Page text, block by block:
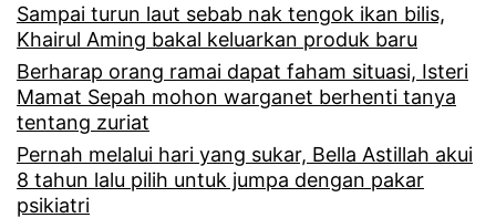
Sampai turun laut sebab nak tengok ikan bilis,
Khairul Aming bakal keluarkan produk baru
Berharap orang ramai dapat faham situasi, Isteri
Mamat Sepah mohon warganet berhenti tanya
tentang zuriat
Pernah melalui hari yang sukar, Bella Astillah akui
8 tahun lalu pilih untuk jumpa dengan pakar
psikiatri